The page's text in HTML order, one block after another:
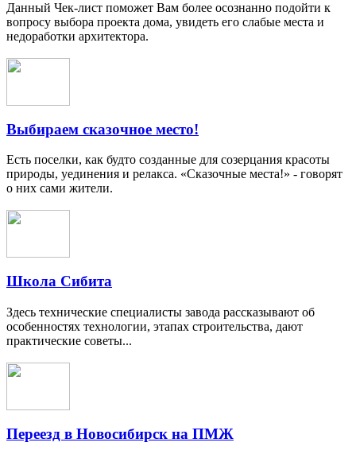
Данный Чек-лист поможет Вам более осознанно подойти к
вопросу выбора проекта дома, увидеть его слабые места и
недоработки архитектора.
Выбираем сказочное место!
Есть поселки, как будто созданные для созерцания красоты
природы, уединения и релакса. «Сказочные места!» - говорят
о них сами жители.
Школа Сибита
Здесь технические специалисты завода рассказывают об
особенностях технологии, этапах строительства, дают
практические советы...
Переезд в Новосибирск на ПМЖ